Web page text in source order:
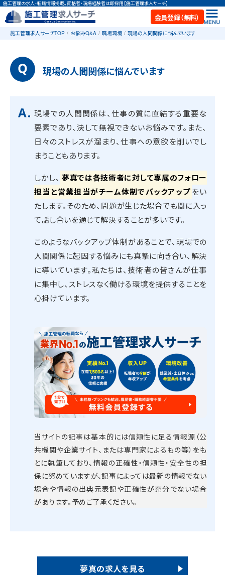
施工管理の求人・転職情報掲載。資格者・現場経験者は即採用【施工管理求人サーチ】
会員登録（無料）
施工管理求人サーチTOP お悩みQ&A 職場環境 現場の人間関係に悩んでいます
現場の人間関係に悩んでいます
現場での人間関係は、仕事の質に直結する重要な
要素であり、決して無視できないお悩みです。また、
日々のストレスが溜まり、仕事への意欲を削いでし
まうこともあります。
しかし、 夢真では各技術者に対して専属のフォロー
担当と営業担当がチーム体制でバックアップをい
たします。そのため、問題が生じた場合でも間に入っ
て話し合いを通じて解決することが多いです。
このようなバックアップ体制があることで、現場での
人間関係に起因する悩みにも真摯に向き合い、解決
に導いています。私たちは、技術者の皆さんが仕事
に集中し、ストレスなく働ける環境を提供することを
心掛けています。
当サイトの記事は基本的には信頼性に足る情報源（公
共機関や企業サイト、または専門家によるもの等）をも
とに執筆しており、情報の正確性・信頼性・安全性の担
保に努めていますが、記事によっては最新の情報でない
場合や情報の出典元表記や正確性が充分でない場合
があります。予めご了承ください。
夢真の求人を見る